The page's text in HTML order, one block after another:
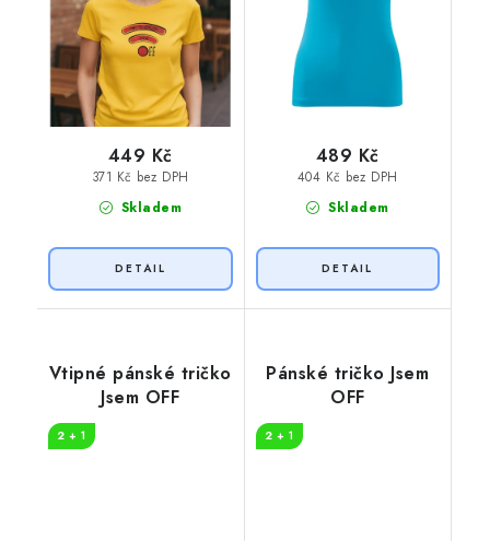
Skladem
371 Kč bez DPH
449 Kč
Skladem
404 Kč bez DPH
489 Kč
Vtipné pánské tričko
Jsem OFF
2 + 1
Pánské tričko Jsem
OFF
2 + 1